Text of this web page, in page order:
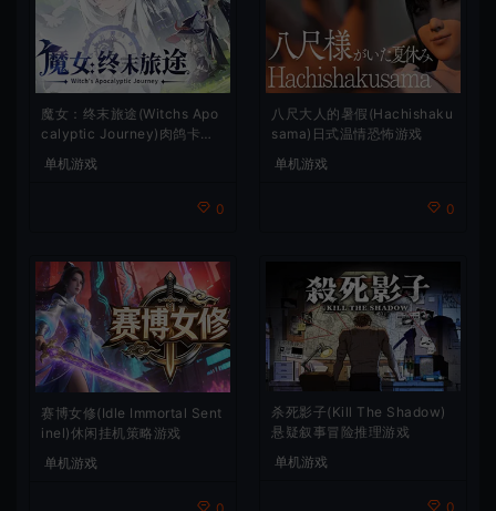
魔女：终末旅途(Witchs Apo
calyptic Journey)肉鸽卡牌
单机游戏
0
八尺大人的暑假(Hachishaku
sama)日式温情恐怖游戏
单机游戏
0
赛博女修(Idle Immortal Sent
inel)休闲挂机策略游戏
单机游戏
杀死影子(Kill The Shadow)
悬疑叙事冒险推理游戏
单机游戏
0